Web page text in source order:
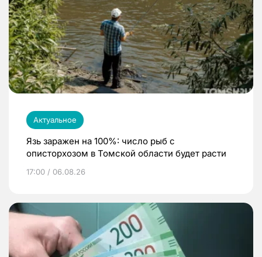
Актуальное
Язь заражен на 100%: число рыб с
описторхозом в Томской области будет расти
17:00 / 06.08.26